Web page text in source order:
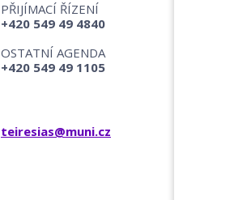
PŘIJÍMACÍ ŘÍZENÍ
+420 549 49 4840
OSTATNÍ AGENDA
+420 549 49 1105
teiresias@muni.cz